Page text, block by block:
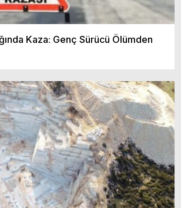
Kaza: Genç Sürücü Ölümden